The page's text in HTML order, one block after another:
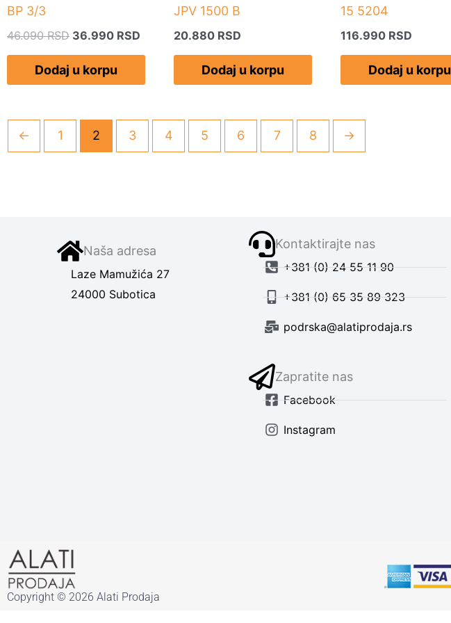
BP 3/3
46.090RSD 36.990 RSD
Dodaj u korpu
JPV 1500 B
20.880 RSD
Dodaj u korpu
15 5204
116.990 RSD
Dodaj u korpu
← 1 2 3 4 5 6 7 8 →
Naša adresa
Laze Mamužića 27
24000 Subotica
Kontaktirajte nas
+381 (0) 24 55 11 90
+381 (0) 65 35 89 323
podrska@alatiprodaja.rs
Zapratite nas
Facebook
Instagram
Copyright © 2026 Alati Prodaja